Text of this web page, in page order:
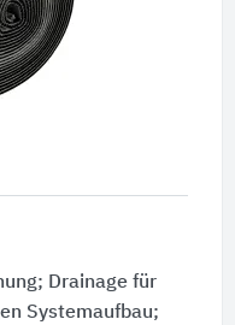
Drainage für
Systemaufbau;